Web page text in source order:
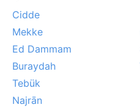
Cidde
Mekke
Ed Dammam
Buraydah
Tebük
Najrān